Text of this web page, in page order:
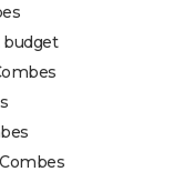
budget